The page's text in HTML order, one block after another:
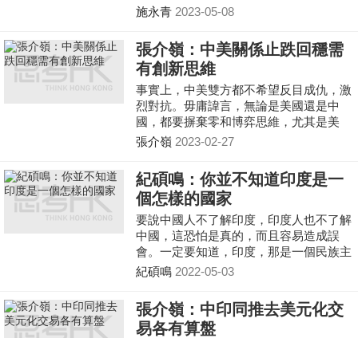
2064年，印度人口將增長至17億，而中國
失去世上第一人口大國的地位後，將沒法
繼續擔當「世界工廠」的角色。下一個世
紀將會是「印度世紀」而非「中國世
紀」。
施永青 2023-05-08
張介嶺：中美關係止跌回穩需
有創新思維
事實上，中美雙方都不希望反目成仇，激
烈對抗。毋庸諱言，無論是美國還是中
國，都要摒棄零和博弈思維，尤其是美
國，處理中美關係要有創新思維，在發展
公正、良性競爭，和平共處，合作雙贏
張介嶺 2023-02-27
紀碩鳴：你並不知道印度是一
個怎樣的國家
要說中國人不了解印度，印度人也不了解
中國，這恐怕是真的，而且容易造成誤
會。一定要知道，印度，那是一個民族主
義心態極為強盛的國家，從來都認為它的
慧。不管你信不信，反正印度人是肯定信
的，並且會一直按照這樣的邏輯去做事。
紀碩鳴 2022-05-03
張介嶺：中印同推去美元化交
易各有算盤